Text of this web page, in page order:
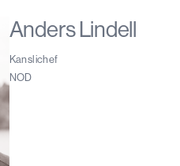
Anders Lindell
Kanslichef
NOD